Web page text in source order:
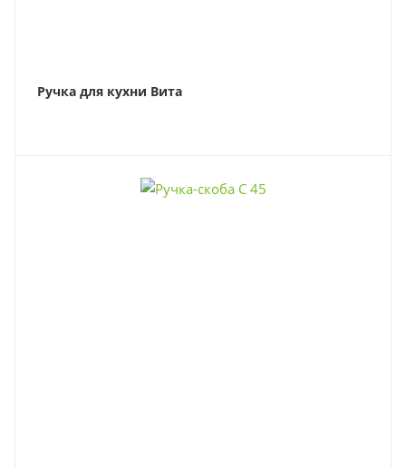
Ручка для кухни Вита